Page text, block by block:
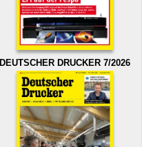
DEUTSCHER DRUCKER 7/2026